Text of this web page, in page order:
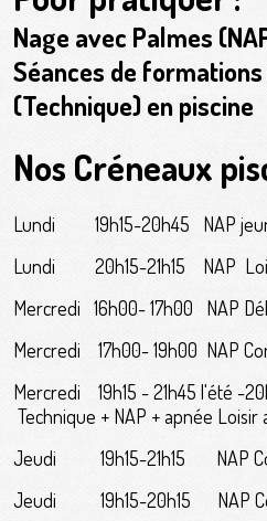
Nage avec Palmes
Séances de
(Technique) en piscine
Nos Créneaux
Lundi 19h15-20h45 NAP
Lundi 20h15-21h15 NAP
Mercredi 16h00- 17h00 NAP
Mercredi 17h00- 19h00 NAP
Mercredi 19h15 - 21h45 l'été -
Technique + NAP + apnée Loisir
Jeudi 19h15-21h15 NAP
Jeudi 19h15-20h15 NAP